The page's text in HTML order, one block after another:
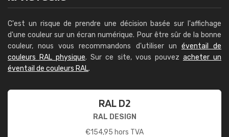
C'est un risque de prendre une décision basée sur l'affichage
d'une couleur sur un écran numérique. Pour être sûr de la bonne
couleur, nous vous recommandons d'utiliser un éventail de
couleurs RAL physique. Sur ce site, vous pouvez acheter un
éventail de couleurs RAL.
RAL D2
RAL DESIGN
€154,95 hors TVA